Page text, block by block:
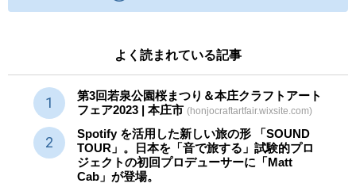
よく読まれている記事
第3回若泉公園桜まつり＆本庄クラフトアート
フェア2023 | 本庄市 (honjocraftartfair.wixsite.com)
Spotify を活用した新しい旅の形 「SOUND
TOUR」。日本を「音で旅する」試験的プロ
ジェクトの初回プロデューサーに「Matt
Cab」が登場。